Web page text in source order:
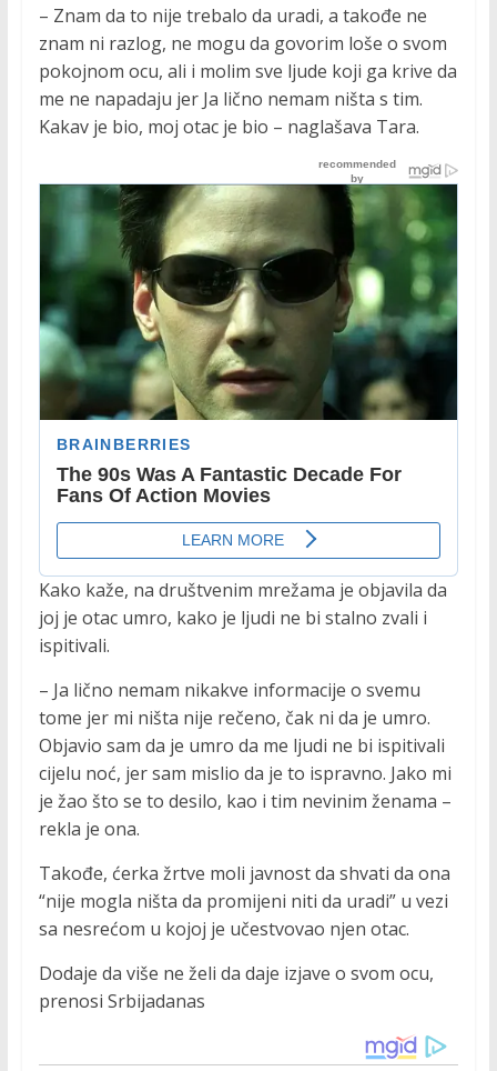
– Znam da to nije trebalo da uradi, a takođe ne
znam ni razlog, ne mogu da govorim loše o svom
pokojnom ocu, ali i molim sve ljude koji ga krive da
me ne napadaju jer Ja lično nemam ništa s tim.
Kakav je bio, moj otac je bio – naglašava Tara.
Kako kaže, na društvenim mrežama je objavila da
joj je otac umro, kako je ljudi ne bi stalno zvali i
ispitivali.
– Ja lično nemam nikakve informacije o svemu
tome jer mi ništa nije rečeno, čak ni da je umro.
Objavio sam da je umro da me ljudi ne bi ispitivali
cijelu noć, jer sam mislio da je to ispravno. Jako mi
je žao što se to desilo, kao i tim nevinim ženama –
rekla je ona.
Takođe, ćerka žrtve moli javnost da shvati da ona
“nije mogla ništa da promijeni niti da uradi” u vezi
sa nesrećom u kojoj je učestvovao njen otac.
Dodaje da više ne želi da daje izjave o svom ocu,
prenosi Srbijadanas